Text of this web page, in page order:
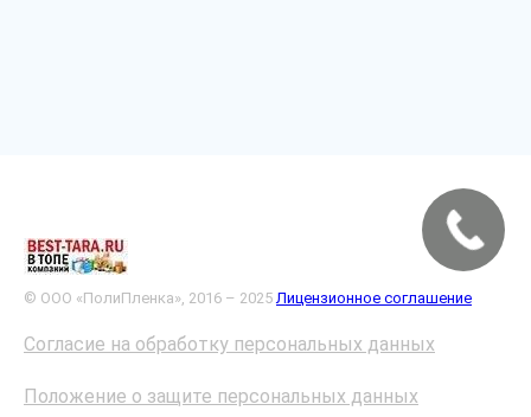
© ООО «ПолиПленка», 2016 – 2025 Лицензионное соглашение
Согласие на обработку персональных данных
Положение о защите персональных данных